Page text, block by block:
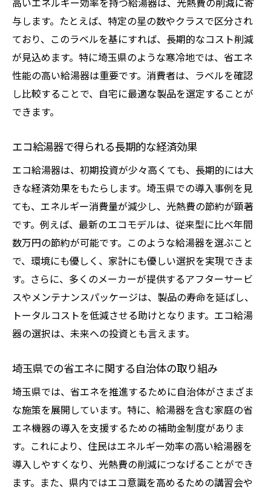
与します。たとえば、特定の星の数やクラスで区分され
ており、このラベルを基にすれば、長期的なコスト削減
が見込めます。特に埼玉県のような寒冷地では、省エネ
性能の高い給湯器は重要です。消費者は、ラベルを確認
し比較することで、自宅に最適な製品を選定することが
できます。
エコ給湯器で得られる長期的な経済効果
エコ給湯器は、初期投資が少々高くても、長期的には大
きな経済効果をもたらします。埼玉県での導入事例を見
ても、エネルギー消費量が減少し、光熱費の節約が顕著
です。例えば、最新のエコモデルは、従来型に比べ年間
数万円の節約が可能です。このような給湯器を選ぶこと
で、環境にも優しく、家計にも優しい選択を実現できま
す。さらに、多くのメーカーが提供するアフターサービ
スやメンテナンスパッケージは、製品の寿命を延ばし、
トータルコストを低減させる助けとなります。エコ給湯
器の選択は、未来への投資とも言えます。
埼玉県での省エネに関する自治体の取り組み
埼玉県では、省エネを推進するために自治体がさまざま
な施策を展開しています。特に、給湯器を含む家庭の省
エネ機器の導入を支援するための補助金制度がありま
す。これにより、住民はエネルギー効率の高い給湯器を
導入しやすくなり、光熱費の削減につなげることができ
ます。また、県内ではエコ意識を高めるための講習会や